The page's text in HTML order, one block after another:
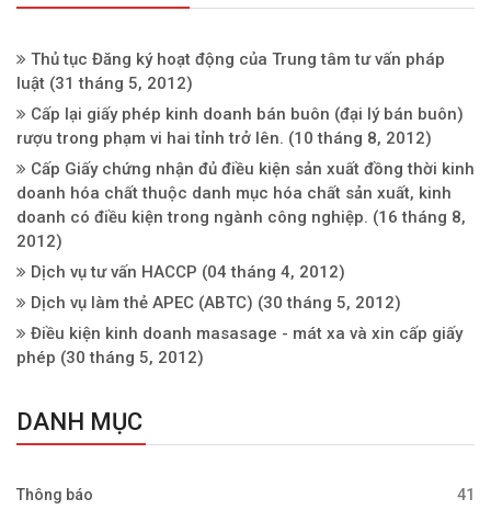
Thủ tục Đăng ký hoạt động của Trung tâm tư vấn pháp
luật (31 tháng 5, 2012)
Cấp lại giấy phép kinh doanh bán buôn (đại lý bán buôn)
rượu trong phạm vi hai tỉnh trở lên. (10 tháng 8, 2012)
Cấp Giấy chứng nhận đủ điều kiện sản xuất đồng thời kinh
doanh hóa chất thuộc danh mục hóa chất sản xuất, kinh
doanh có điều kiện trong ngành công nghiệp. (16 tháng 8,
2012)
Dịch vụ tư vấn HACCP (04 tháng 4, 2012)
Dịch vụ làm thẻ APEC (ABTC) (30 tháng 5, 2012)
Điều kiện kinh doanh masasage - mát xa và xin cấp giấy
phép (30 tháng 5, 2012)
DANH MỤC
Thông báo 41